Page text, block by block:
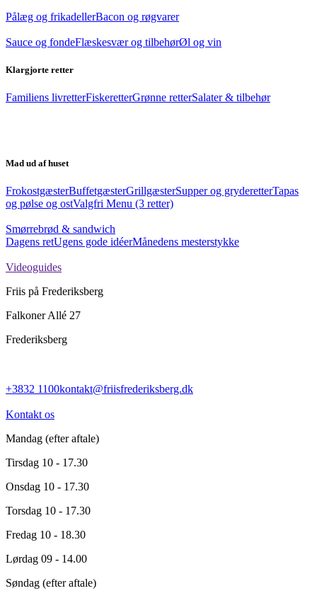
Pålæg og frikadellerBacon og røgvarer
Sauce og fondeFlæskesvær og tilbehørØl og vin
Klargjorte retter
Familiens livretterFiskeretterGrønne retterSalater & tilbehør
Mad ud af huset
FrokostgæsterBuffetgæsterGrillgæsterSupper og gryderetterTapas
og pølse og ostValgfri Menu (3 retter)
Smørrebrød & sandwich
Dagens retUgens gode idéerMånedens mesterstykke
Videoguides
Friis på Frederiksberg
Falkoner Allé 27
Frederiksberg
+3832 1100kontakt@friisfrederiksberg.dk
Kontakt os
Mandag (efter aftale)
Tirsdag 10 - 17.30
Onsdag 10 - 17.30
Torsdag 10 - 17.30
Fredag 10 - 18.30
Lørdag 09 - 14.00
Søndag (efter aftale)